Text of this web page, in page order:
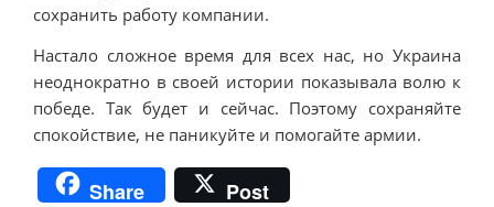
сохранить работу компании.
Настало сложное время для всех нас, но Украина
неоднократно в своей истории показывала волю к
победе. Так будет и сейчас. Поэтому сохраняйте
спокойствие, не паникуйте и помогайте армии.
Share Post